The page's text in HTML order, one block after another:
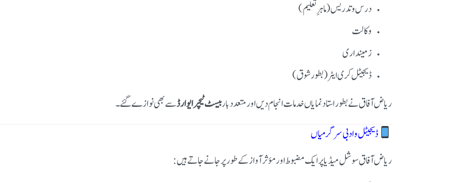
درس و تدریس (ماہرِ تعلیم)
وکالت
زمینداری
ڈیجیٹل کری ایٹر (بطور شوق)
ریاض آفاق نے بطور استاد نمایاں خدمات انجام دیں اور متعدد باربیسٹ ٹیچر ایوارڈسے بھی نوازے گئے۔
ڈیجیٹل و ادبی سرگرمیاں
ریاض آفاق سوشل میڈیا پر ایک مضبوط اور مؤثر آواز کے طور پر جانے جاتے ہیں: